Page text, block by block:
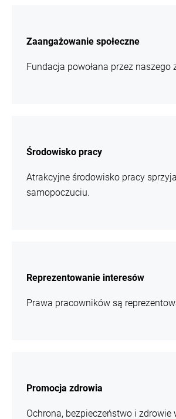
Zaangażowanie społeczne
Fundacja powołana przez naszego
Środowisko pracy
Atrakcyjne środowisko pracy
samopoczuciu.
Reprezentowanie interesów
Prawa pracowników są
Promocja zdrowia
Ochrona, bezpieczeństwo i zdrowie